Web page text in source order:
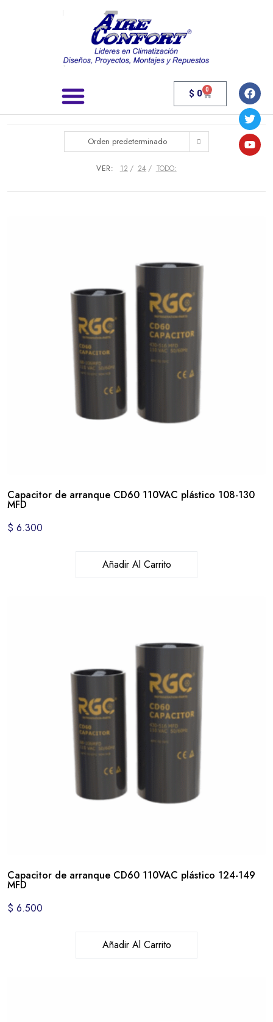
$ 0 0
Orden predeterminado
VER: 12 24 TODO:
Capacitor de arranque CD60 110VAC plástico 108-130
MFD
$ 6.300
Añadir Al Carrito
Capacitor de arranque CD60 110VAC plástico 124-149
MFD
$ 6.500
Añadir Al Carrito